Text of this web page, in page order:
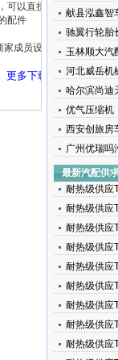
可以直接
配件
家成员设
更多下载
献县泓鑫智
驰翼行轮胎
玉林顺大汽
河北威岳机
哈尔滨尚迪
优气压缩机
西安创旅房
广州优瑞吗
最新汽配供
耐热级供应
耐热级供应
耐热级供应
耐热级供应
耐热级供应
耐热级供应
耐热级供应
耐热级供应
耐热级供应